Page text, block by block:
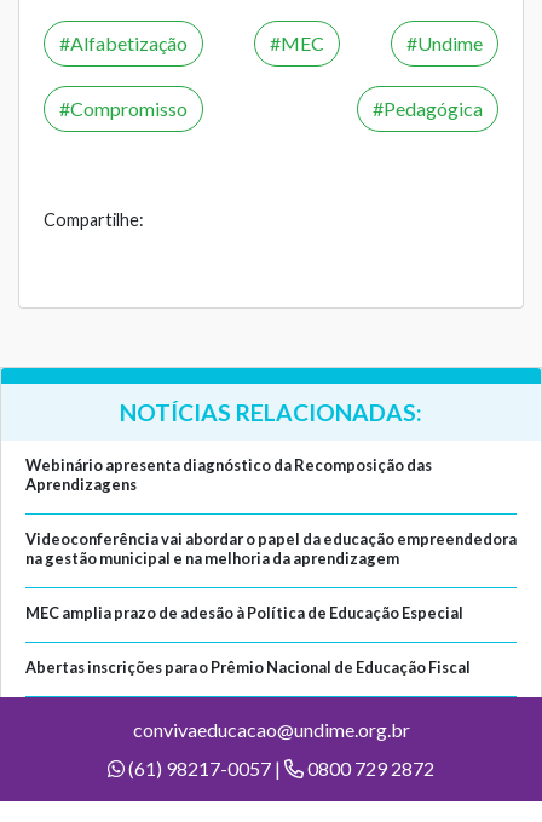
Alfabetização MEC Undime
Compromisso Pedagógica
Compartilhe:
NOTÍCIAS RELACIONADAS:
Webinário apresenta diagnóstico da Recomposição das
Aprendizagens
Videoconferência vai abordar o papel da educação empreendedora
na gestão municipal e na melhoria da aprendizagem
MEC amplia prazo de adesão à Política de Educação Especial
Abertas inscrições para o Prêmio Nacional de Educação Fiscal
convivaeducacao@undime.org.br
(61) 98217-0057 |
0800 729 2872